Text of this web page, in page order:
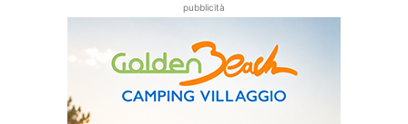
pubblicità